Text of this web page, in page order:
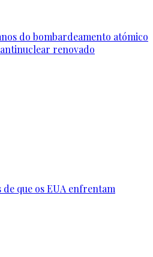
do bombardeamento atómico
renovado
que os EUA enfrentam